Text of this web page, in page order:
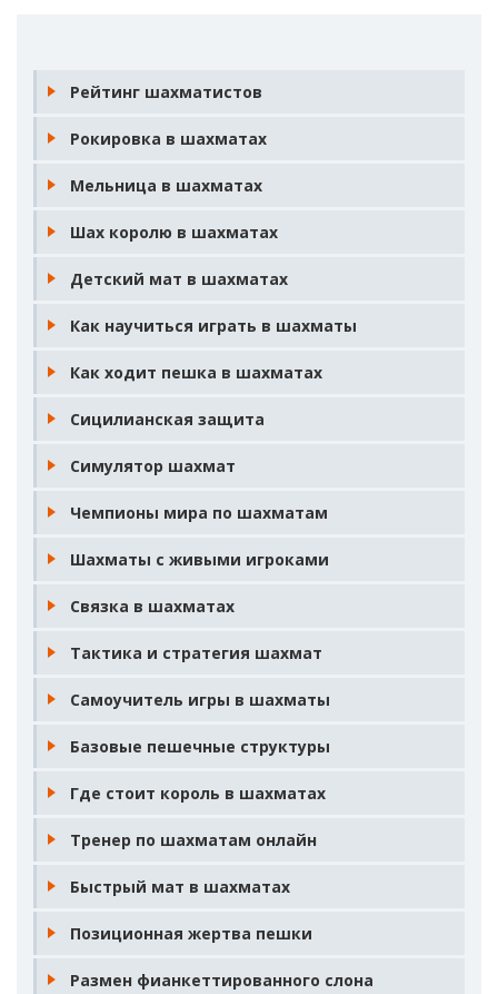
Рейтинг шахматистов
Рокировка в шахматах
Мельница в шахматах
Шах королю в шахматах
Детский мат в шахматах
Как научиться играть в шахматы
Как ходит пешка в шахматах
Сицилианская защита
Симулятор шахмат
Чемпионы мира по шахматам
Шахматы с живыми игроками
Связка в шахматах
Тактика и стратегия шахмат
Самоучитель игры в шахматы
Базовые пешечные структуры
Где стоит король в шахматах
Тренер по шахматам онлайн
Быстрый мат в шахматах
Позиционная жертва пешки
Размен фианкеттированного слона